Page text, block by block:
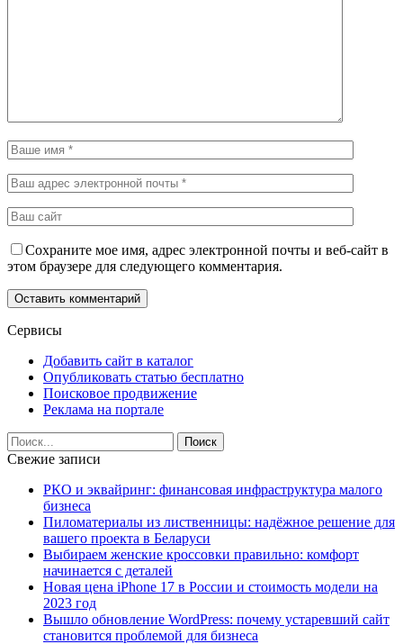
Сохраните мое имя, адрес электронной почты и веб-сайт в
этом браузере для следующего комментария.
Сервисы
Добавить сайт в каталог
Опубликовать статью бесплатно
Поисковое продвижение
Реклама на портале
Свежие записи
РКО и эквайринг: финансовая инфраструктура малого
бизнеса
Пиломатериалы из лиственницы: надёжное решение для
вашего проекта в Беларуси
Выбираем женские кроссовки правильно: комфорт
начинается с деталей
Новая цена iPhone 17 в России и стоимость модели на
2023 год
Вышло обновление WordPress: почему устаревший сайт
становится проблемой для бизнеса